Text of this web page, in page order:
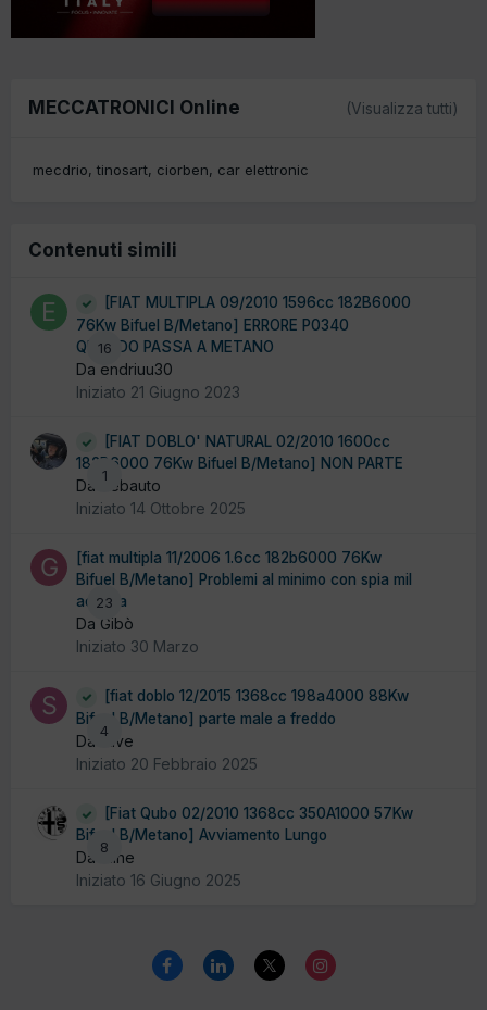
MECCATRONICI Online (Visualizza tutti)
mecdrio tinosart ciorben car elettronic
Contenuti simili
16
[FIAT MULTIPLA 09/2010 1596cc 182B6000
76Kw Bifuel B/Metano] ERRORE P0340
QUANDO PASSA A METANO
Da endriuu30
Iniziato 21 Giugno 2023
1
[FIAT DOBLO' NATURAL 02/2010 1600cc
182B6000 76Kw Bifuel B/Metano] NON PARTE
Da debauto
Iniziato 14 Ottobre 2025
23
[fiat multipla 11/2006 1.6cc 182b6000 76Kw
Bifuel B/Metano] Problemi al minimo con spia mil
accesa
Da Gibò
Iniziato 30 Marzo
4
[fiat doblo 12/2015 1368cc 198a4000 88Kw
Bifuel B/Metano] parte male a freddo
Da stive
Iniziato 20 Febbraio 2025
8
[Fiat Qubo 02/2010 1368cc 350A1000 57Kw
Bifuel B/Metano] Avviamento Lungo
Da Pline
Iniziato 16 Giugno 2025